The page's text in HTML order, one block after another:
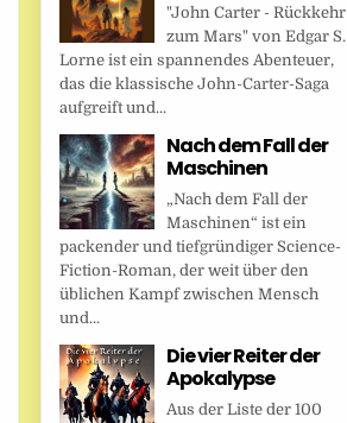
"John Carter - Rückkehr
zum Mars" von Edgar S.
Lorne ist ein spannendes Abenteuer,
das die klassische John-Carter-Saga
aufgreift und...
Nach dem Fall der
Maschinen
„Nach dem Fall der
Maschinen“ ist ein
packender und tiefgründiger Science-
Fiction-Roman, der weit über den
üblichen Kampf zwischen Mensch
und...
Die vier Reiter der
Apokalypse
Aus der Liste der 100